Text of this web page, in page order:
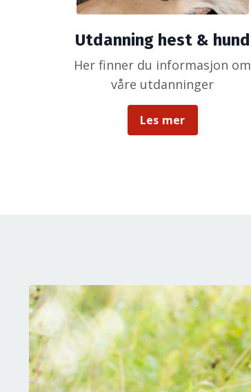
Utdanning hest & hund
Her finner du informasjon om
våre utdanninger
Les mer